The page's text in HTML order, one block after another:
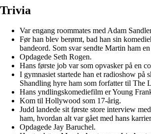
Trivia
Var engang roommates med Adam
Før han blev berømt, bad han sin
bandeord. Som svar sendte Martin ham
Opdagede Seth Rogen.
Hans første job var som opvasker på en
I gymnasiet startede han et radioshow
Shandling hyre ham som forfatter til The
Hans yndlingskomediefilm er Young
Kom til Hollywood som 17-årig.
Judd landede sit første store interview
ham, hvordan alt var gået med hans
Opdagede Jay Baruchel.